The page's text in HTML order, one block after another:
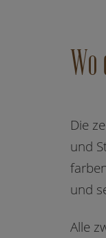
Die
und
und
Alle